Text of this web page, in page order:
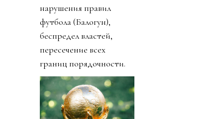
нарушения правил
футбола (Балогун),
беспредел властей,
пересечение всех
границ порядочности.